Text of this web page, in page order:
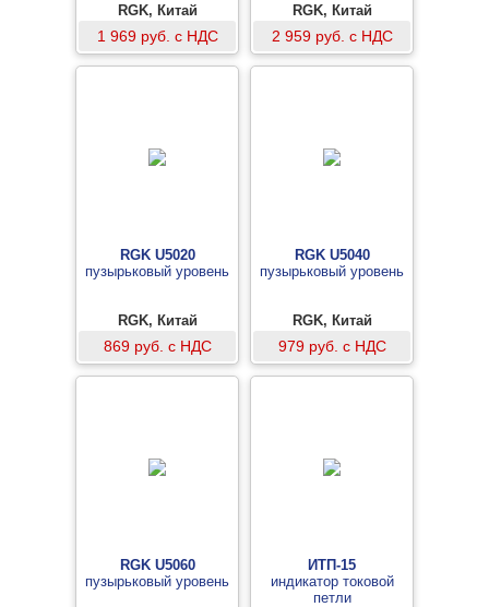
RGK, Китай
1 969 руб. с НДС
RGK, Китай
2 959 руб. с НДС
RGK U5020
пузырьковый уровень
RGK, Китай
869 руб. с НДС
RGK U5040
пузырьковый уровень
RGK, Китай
979 руб. с НДС
RGK U5060
пузырьковый уровень
ИТП-15
индикатор токовой
петли